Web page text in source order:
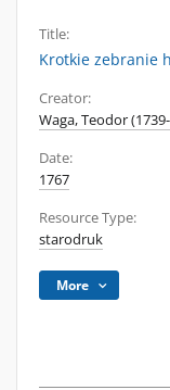
Title:
Krotkie zebranie
Creator:
Waga, Teodor
Date:
1767
Resource Type:
starodruk
More